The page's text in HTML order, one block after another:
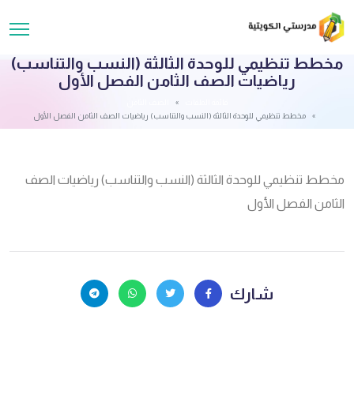
مخطط تنظيمي للوحدة الثالثة (النسب والتناسب)
رياضيات الصف الثامن الفصل الأول
مخطط تنظيمي للوحدة الثالثة (النسب والتناسب) رياضيات الصف الثامن الفصل الأول
مخطط تنظيمي للوحدة الثالثة (النسب والتناسب) رياضيات الصف
الثامن الفصل الأول
شارك